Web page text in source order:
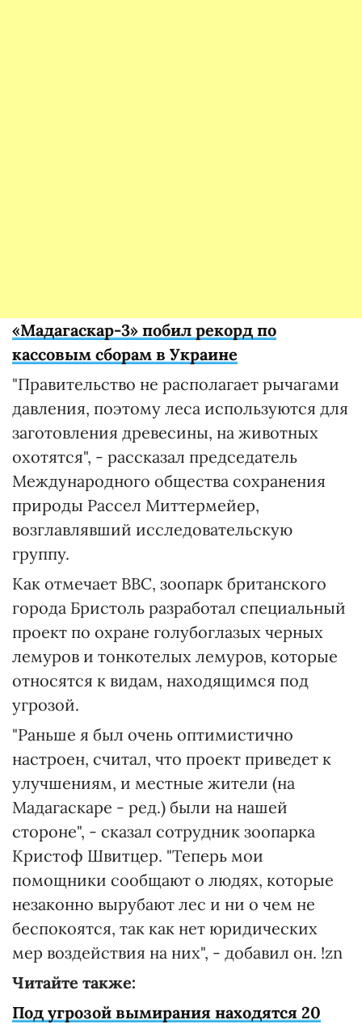
«Мадагаскар-3» побил рекорд по
кассовым сборам в Украине
"Правительство не располагает рычагами
давления, поэтому леса используются для
заготовления древесины, на животных
охотятся", - рассказал председатель
Международного общества сохранения
природы Рассел Миттермейер,
возглавлявший исследовательскую
группу.
Как отмечает BBC, зоопарк британского
города Бристоль разработал специальный
проект по охране голубоглазых черных
лемуров и тонкотелых лемуров, которые
относятся к видам, находящимся под
угрозой.
"Раньше я был очень оптимистично
настроен, считал, что проект приведет к
улучшениям, и местные жители (на
Мадагаскаре - ред.) были на нашей
стороне", - сказал сотрудник зоопарка
Кристоф Швитцер. "Теперь мои
помощники сообщают о людях, которые
незаконно вырубают лес и ни о чем не
беспокоятся, так как нет юридических
мер воздействия на них", - добавил он. !zn
Читайте также:
Под угрозой вымирания находятся 20